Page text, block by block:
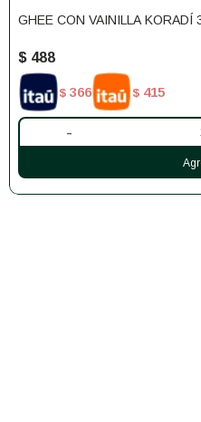
GHEE CON VAINILLA KORADÍ
$ 488
$ 366 $ 415
-